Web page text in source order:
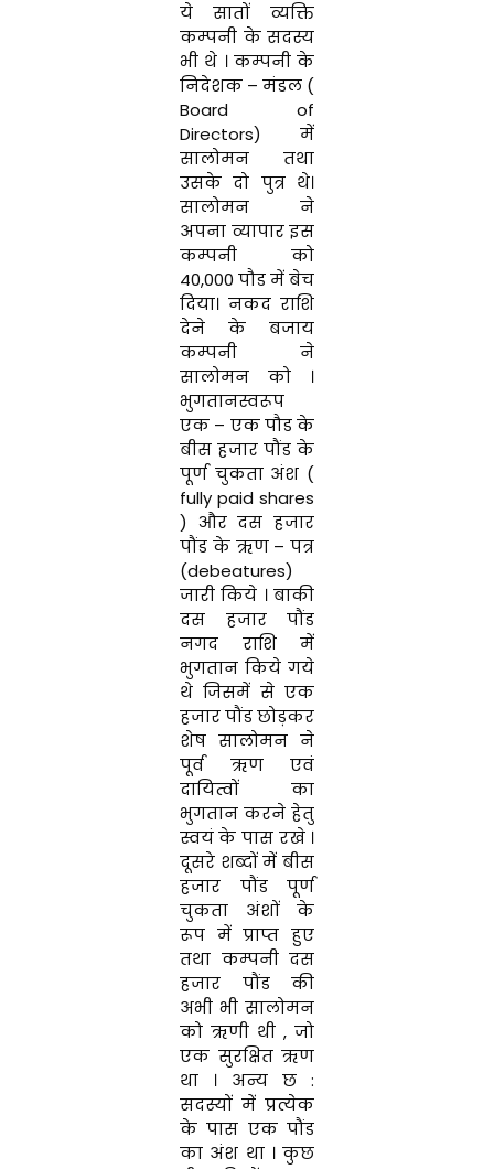
येसातोंव्यक्ति
कम्पनी केसदस्य
भी थे । कम्पनीके
निदेशक –मंडल (
Boardof
Directors)में
सालोमन तथा
उसकेदो पुत्र थे।
सालोमनने
अपना व्यापार इस
कम्पनी को
40,000 पौडमेंबेच
दिया।नकदराशि
देने केबजाय
कम्पनी ने
सालोमनको ।
भुगतानस्वरूप
एक – एकपौड के
बीस हजारपौंडके
पूर्णचुकता अंश (
fullypaidshares
) और दसहजार
पौंड के ऋण –पत्र
(debeatures)
जारी किये ।बाकी
दस हजारपौंड
नगद राशिमें
भुगतानकियेगये
थे जिसमें सेएक
हजार पौंडछोड़कर
शेषसालोमन ने
पूर्वऋण एवं
दायित्वोंका
भुगतान करने हेतु
स्वयंकेपास रखे ।
दूसरे शब्दोंमेंबीस
हजार पौंडपूर्ण
चुकता अंशोंके
रूप मेंप्राप्तहुए
तथा कम्पनीदस
हजार पौंडकी
अभीभीसालोमन
को ऋणी थी,जो
एक सुरक्षित ऋण
था
। अन्य छ:
सदस्योंमेंप्रत्येक
केपास एकपौंड
का अंश था ।कुछ